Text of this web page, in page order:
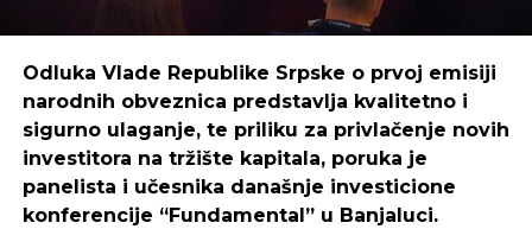
detalja o njihovim planovima u BiH?
BERJAN : U ovom trenutku nemamo detaljnije
informacije o planovima kineske kompanije Norinco
u BiH ali očekujemo da će dodatne informacije o
njihovim planovima biti dostupne uskoro, nakon
finalizacije pregovora.
Odluka Vlade Republike Srpske o prvoj emisiji
narodnih obveznica predstavlja kvalitetno i
sigurno ulaganje, te priliku za privlačenje novih
investitora na tržište kapitala, poruka je
panelista i učesnika današnje investicione
konferencije “Fundamental” u Banjaluci.